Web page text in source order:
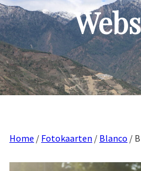
Home / Fotokaarten / Blanco /